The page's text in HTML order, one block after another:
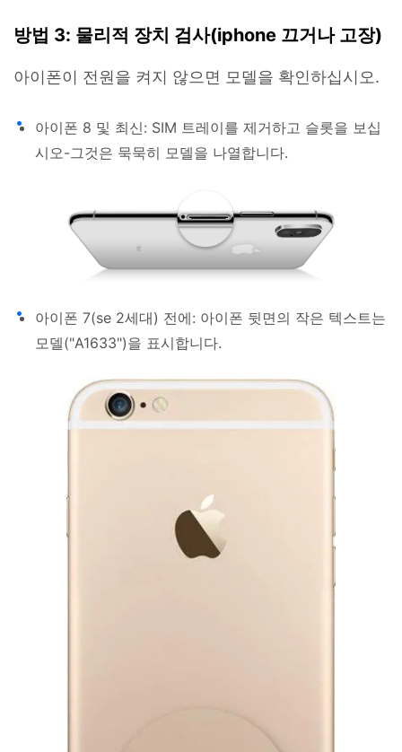
방법 3: 물리적 장치 검사(iphone 끄거나 고장)
아이폰이 전원을 켜지 않으면 모델을 확인하십시오.
아이폰 8 및 최신: SIM 트레이를 제거하고 슬롯을 보십
시오-그것은 묵묵히 모델을 나열합니다.
아이폰 7(se 2세대) 전에: 아이폰 뒷면의 작은 텍스트는
모델("A1633")을 표시합니다.